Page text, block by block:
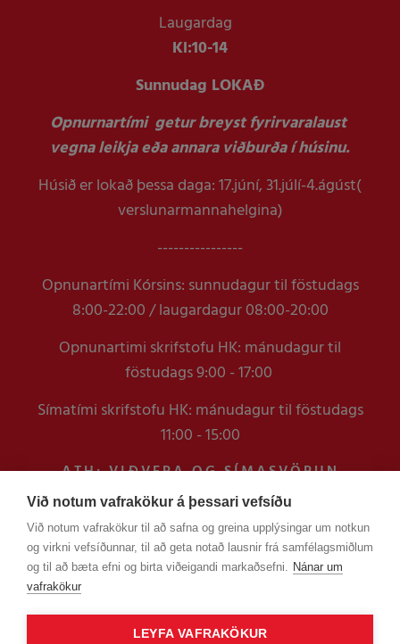
Við notum vafrakökur á þessari vefsíðu
Við notum vafrakökur til að safna og greina upplýsingar um notkun
og virkni vefsíðunnar, til að geta notað lausnir frá samfélagsmiðlum
og til að bæta efni og birta viðeigandi markaðsefni. Nánar um
vafrakökur
LEYFA VAFRAKÖKUR
Laugardag
Kl:10-14
Sunnudag LOKAÐ
Opnurnartími getur breyst fyrirvaralaust
vegna leikja eða annara viðburða í húsinu.
Húsið er lokað þessa daga: 17.júní, 31.júlí-4.ágúst(
verslunarmannahelgina)
----------------
Opnunartími Kórsins: sunnudagur til föstudags
8:00-22:00 / laugardagur 08:00-20:00
Opnunartimi skrifstofu HK: mánudagur til
föstudags 9:00 - 17:00
Símatími skrifstofu HK: mánudagur til föstudags
11:00 - 15:00
ATH: VIÐVERA OG SÍMASVÖRUN
VERÐUR TAKMÖRKUÐ Á
SKRIFSTOFUNNI FRAM YFIR
VERSLUNARMANNHELGI
EN ERINDUM SEM KOMA Í GEGNUM
TÖLVUPÓSTA VERÐUR SVARAÐ